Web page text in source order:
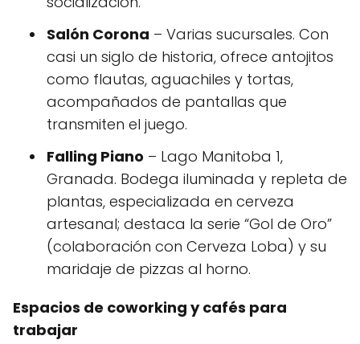
Salón Corona – Varias sucursales. Con
casi un siglo de historia, ofrece antojitos
como flautas, aguachiles y tortas,
acompañados de pantallas que
transmiten el juego.
Falling Piano – Lago Manitoba 1,
Granada. Bodega iluminada y repleta de
plantas, especializada en cerveza
artesanal; destaca la serie “Gol de Oro”
(colaboración con Cerveza Loba) y su
maridaje de pizzas al horno.
Espacios de coworking y cafés para
trabajar